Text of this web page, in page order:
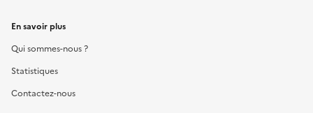
En savoir plus
Qui sommes-nous ?
Statistiques
Contactez-nous